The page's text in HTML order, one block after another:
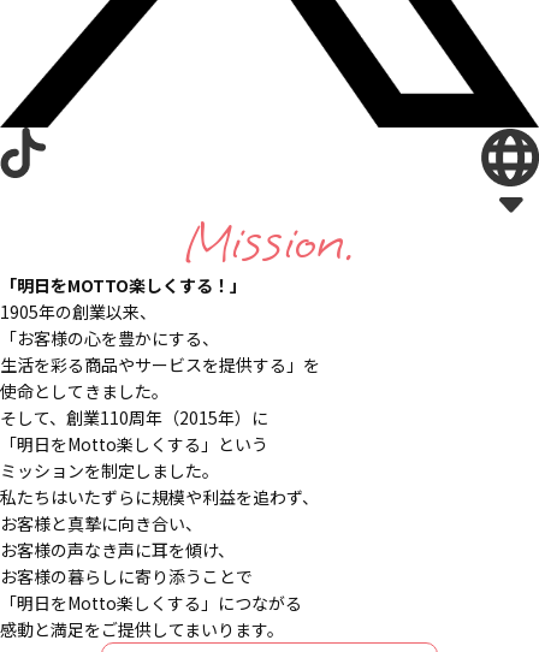
Mission.
「明日をMOTTO楽しくする！」
1905年の創業以来、
「お客様の心を豊かにする、
生活を彩る商品やサービスを提供する」を
使命としてきました。
そして、創業110周年（2015年）に
「明日をMotto楽しくする」という
ミッションを制定しました。
私たちはいたずらに規模や利益を追わず、
お客様と真摯に向き合い、
お客様の声なき声に耳を傾け、
お客様の暮らしに寄り添うことで
「明日をMotto楽しくする」につながる
感動と満足をご提供してまいります。